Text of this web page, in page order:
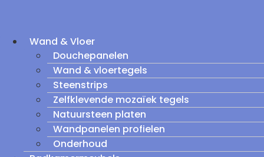
Wand & Vloer
Douchepanelen
Wand & vloertegels
Steenstrips
Zelfklevende mozaïek tegels
Natuursteen platen
Wandpanelen profielen
Onderhoud